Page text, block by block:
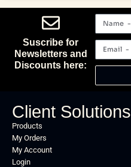
Suscribe for
Newsletters and
Discounts here:
Client Solutions
Products
My Orders
My Account
Login